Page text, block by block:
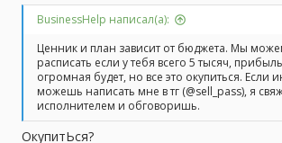
BusinessHelp написал(а):
Ценник и план зависит от бюджета. Мы
расписать если у тебя всего 5 тысяч,
огромная будет, но все это окупиться. Если
можешь написать мне в тг (@sell_pass), я
исполнителем и обговоришь.
ОкупитЬся?